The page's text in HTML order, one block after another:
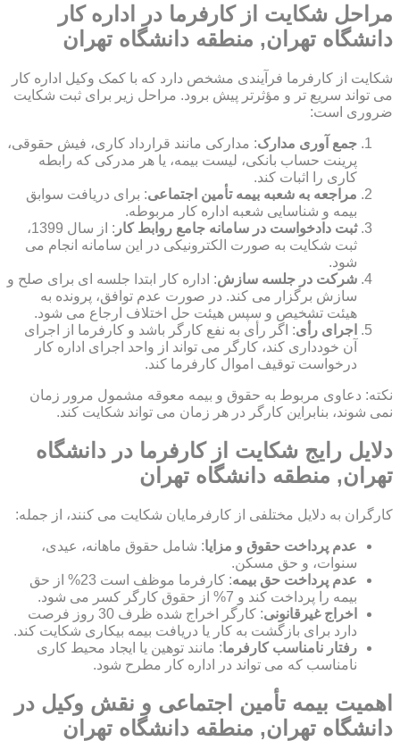
مراحل شکایت از کارفرما در اداره کار
دانشگاه تهران, منطقه دانشگاه تهران
شکایت از کارفرما فرآیندی مشخص دارد که با کمک وکیل اداره کار
می تواند سریع تر و مؤثرتر پیش برود. مراحل زیر برای ثبت شکایت
ضروری است:
جمع آوری مدارک: مدارکی مانند قرارداد کاری، فیش حقوقی،
پرینت حساب بانکی، لیست بیمه، یا هر مدرکی که رابطه
کاری را اثبات کند.
مراجعه به شعبه بیمه تأمین اجتماعی: برای دریافت سوابق
بیمه و شناسایی شعبه اداره کار مربوطه.
ثبت دادخواست در سامانه جامع روابط کار
: از سال 1399،
ثبت شکایت به صورت الکترونیکی در این سامانه انجام می
شود.
شرکت در جلسه سازش: اداره کار ابتدا جلسه ای برای صلح و
سازش برگزار می کند. در صورت عدم توافق، پرونده به
هیئت تشخیص و سپس هیئت حل اختلاف ارجاع می شود.
اجرای رأی: اگر رأی به نفع کارگر باشد و کارفرما از اجرای
آن خودداری کند، کارگر می تواند از واحد اجرای اداره کار
درخواست توقیف اموال کارفرما کند.
نکته: دعاوی مربوط به حقوق و بیمه معوقه مشمول مرور زمان
نمی شوند، بنابراین کارگر در هر زمان می تواند شکایت کند.
دلایل رایج شکایت از کارفرما در دانشگاه
تهران, منطقه دانشگاه تهران
کارگران به دلایل مختلفی از کارفرمایان شکایت می کنند، از جمله:
عدم پرداخت حقوق و مزایا: شامل حقوق ماهانه، عیدی،
سنوات، و حق مسکن.
عدم پرداخت حق بیمه
: کارفرما موظف است 23% از حق
بیمه را پرداخت کند و 7% از حقوق کارگر کسر می شود.
اخراج غیرقانونی
: کارگر اخراج شده ظرف 30 روز فرصت
دارد برای بازگشت به کار یا دریافت بیمه بیکاری شکایت کند.
رفتار نامناسب کارفرما: مانند توهین یا ایجاد محیط کاری
نامناسب که می تواند در اداره کار مطرح شود.
اهمیت بیمه تأمین اجتماعی و نقش وکیل در
دانشگاه تهران, منطقه دانشگاه تهران